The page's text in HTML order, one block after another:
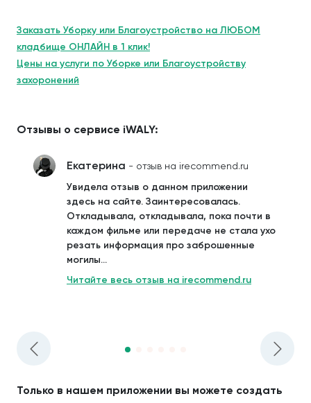
Заказать Уборку или Благоустройство на ЛЮБОМ
кладбище ОНЛАЙН в 1 клик!
Цены на услуги по Уборке или Благоустройству
захоронений
Отзывы о сервисе iWALY:
Екатерина - отзыв на irecommend.ru
Увидела отзыв о данном приложении
здесь на сайте. Заинтересовалась.
Откладывала, откладывала, пока почти в
каждом фильме или передаче не стала ухо
резать информация про заброшенные
могилы...
Читайте весь отзыв на irecommend.ru
Только в нашем приложении вы можете создать